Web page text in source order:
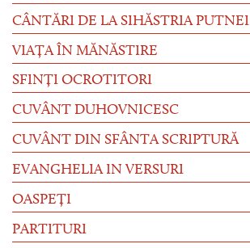
CÂNTĂRI DE LA SIHĂSTRIA PUTNEI
VIAȚA ÎN MĂNĂSTIRE
SFINȚI OCROTITORI
CUVÂNT DUHOVNICESC
CUVÂNT DIN SFÂNTA SCRIPTURĂ
EVANGHELIA IN VERSURI
OASPEȚI
PARTITURI